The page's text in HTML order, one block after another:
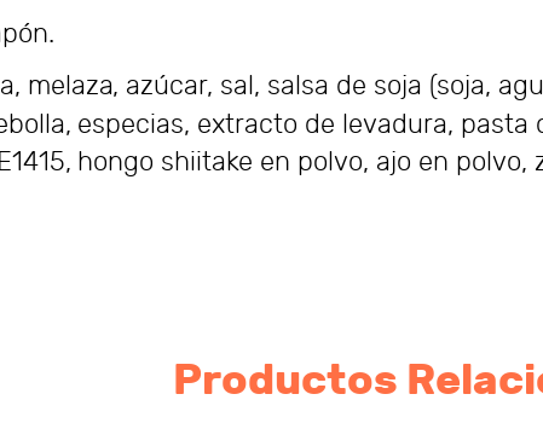
melaza, azúcar, sal, salsa de soja (soja,
especias, extracto de levadura, pasta
hongo shiitake en polvo, ajo en
Productos